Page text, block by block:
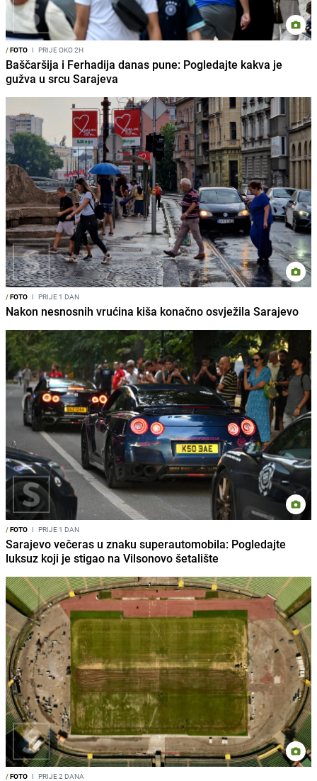
/FOTO I PRIJE OKO 2H
Baščaršija i Ferhadija danas pune: Pogledajte kakva je
gužva u srcu Sarajeva
/FOTO I PRIJE 1 DAN
Nakon nesnosnih vrućina kiša konačno osvježila Sarajevo
/FOTO I PRIJE 1 DAN
Sarajevo večeras u znaku superautomobila: Pogledajte
luksuz koji je stigao na Vilsonovo šetalište
/FOTO I PRIJE 2 DANA